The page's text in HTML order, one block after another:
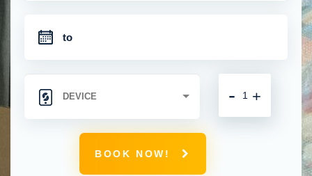
+
-
BOOK NOW!